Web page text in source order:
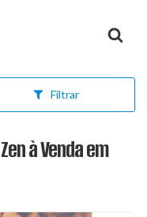
Filtrar
à Venda em